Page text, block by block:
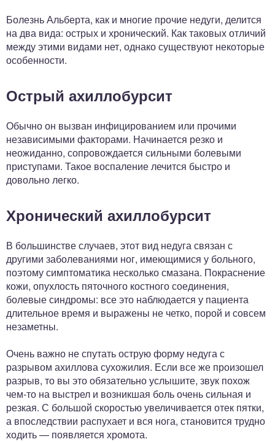
Болезнь Альберта, как и многие прочие недуги, делится
на два вида: острых и хронический. Как таковых отличий
между этими видами нет, однако существуют некоторые
особенности.
Острый ахиллобурсит
Обычно он вызван инфицированием или прочими
независимыми факторами. Начинается резко и
неожиданно, сопровождается сильными болевыми
приступами. Такое воспаление лечится быстро и
довольно легко.
Хронический ахиллобурсит
В большинстве случаев, этот вид недуга связан с
другими заболеваниями ног, имеющимися у больного,
поэтому симптоматика несколько смазана. Покраснение
кожи, опухлость пяточного костного соединения,
болевые синдромы: все это наблюдается у пациента
длительное время и выражены не четко, порой и совсем
незаметны.
Очень важно не спутать острую форму недуга с
разрывом ахиллова сухожилия. Если все же произошел
разрыв, то вы это обязательно услышите, звук похож
чем-то на выстрел и возникшая боль очень сильная и
резкая. С большой скоростью увеличивается отек пятки,
а впоследствии распухает и вся нога, становится трудно
ходить — появляется хромота.